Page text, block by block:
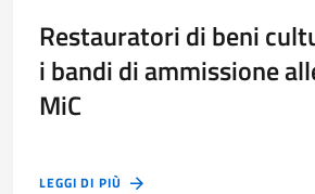
Restauratori di beni
i bandi di ammissione
MiC
LEGGI DI PIÙ